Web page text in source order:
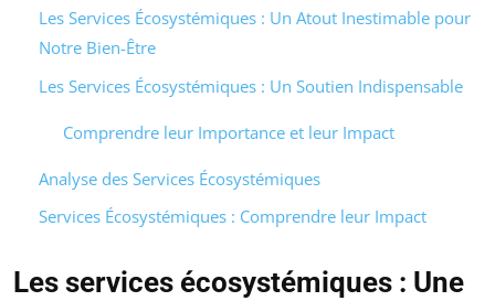
Les Services Écosystémiques : Un Atout Inestimable pour
Notre Bien-Être
Les Services Écosystémiques : Un Soutien Indispensable
Comprendre leur Importance et leur Impact
Analyse des Services Écosystémiques
Services Écosystémiques : Comprendre leur Impact
Les services écosystémiques : Une